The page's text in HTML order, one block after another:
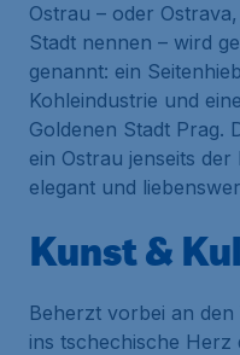
Ostrau – oder
Stadt nennen – wird
genannt: ein
Kohleindustrie und
Goldenen Stadt Prag.
ein Ostrau jenseits
elegant und
Kunst &
Beherzt vorbei an
ins tschechische Herz